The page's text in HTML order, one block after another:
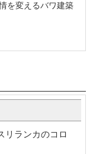
を変えるバワ建築
ランカのコロ